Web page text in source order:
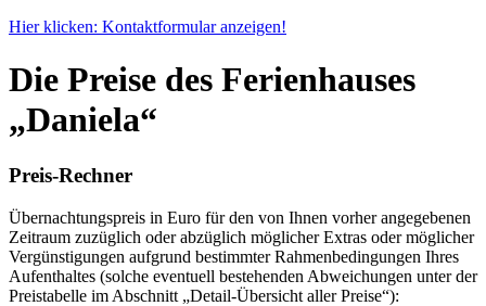
Hier klicken: Kontaktformular anzeigen!
Die Preise des Ferienhauses
„Daniela“
Preis-Rechner
Übernachtungspreis in Euro für den von Ihnen vorher angegebenen
Zeitraum zuzüglich oder abzüglich möglicher Extras oder möglicher
Vergünstigungen aufgrund bestimmter Rahmenbedingungen Ihres
Aufenthaltes (solche eventuell bestehenden Abweichungen unter der
Preistabelle im Abschnitt „Detail-Übersicht aller Preise“):